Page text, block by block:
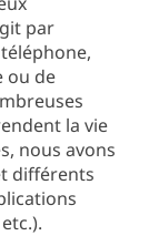
par
ou de
la vie
nous avons
différents